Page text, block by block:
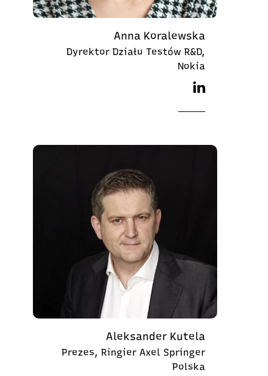
Anna Koralewska
Dyrektor Działu Testów R&D,
Nokia
Aleksander Kutela
Prezes, Ringier Axel Springer
Polska